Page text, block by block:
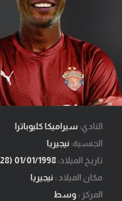
الرئيسية
أخبار
مباريات
ميركاتو
فانتازي في الجول
مسابقة التوقعات
فيديوهات
النادي: سيراميكا كليوباترا
الجنسية: نيجيريا
تاريخ الميلاد:
مكان الميلاد : نيجيريا
المركز : وسط